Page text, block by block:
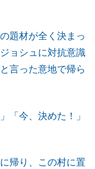
題材が全く決まっ
ョシュに対抗意識
言った意地で帰ら
「今、決めた！」
帰り、この村に置